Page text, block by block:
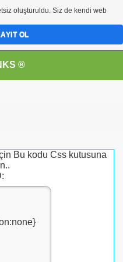
®
Bu kodu Css kutusuna
oluşturuldu. Siz de kendi web
OL